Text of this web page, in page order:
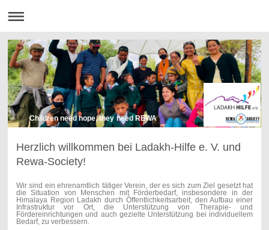
Children need hope, they need REWA
Herzlich willkommen bei Ladakh-Hilfe e. V. und
Rewa-Society!
Wir sind ein ehrenamtlich tätiger Verein, der es sich zum Ziel gesetzt hat
die Situation von Menschen mit Förderbedarf, insbesondere in der
Himalaya Region Ladakh durch Öffentlichkeitsarbeit, den Aufbau einer
Infrastruktur vor Ort, die Unterstützung von Therapie- und
Fördereinrichtungen und auch gezielte Unterstützung bei individuellem
Bedarf, zu verbessern.